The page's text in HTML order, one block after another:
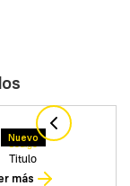
Nuevo
Titulo
Codigo
más